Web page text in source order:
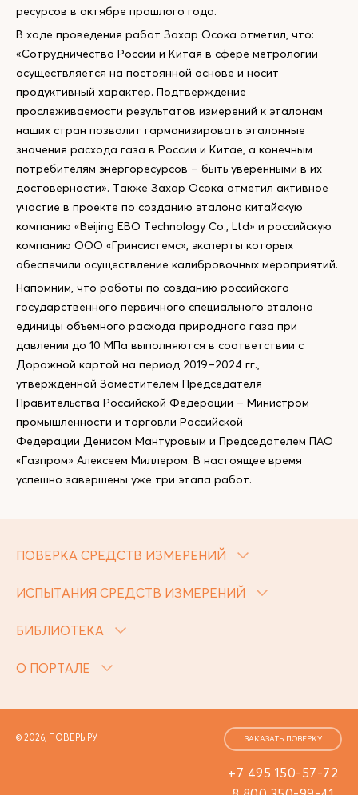
ресурсов в октябре прошлого года.
В ходе проведения работ Захар Осока отметил, что:
«Сотрудничество России и Китая в сфере метрологии
осуществляется на постоянной основе и носит
продуктивный характер. Подтверждение
прослеживаемости результатов измерений к эталонам
наших стран позволит гармонизировать эталонные
значения расхода газа в России и Китае, а конечным
потребителям энергоресурсов – быть уверенными в их
достоверности». Также Захар Осока отметил активное
участие в проекте по созданию эталона китайскую
компанию «Beijing EBO Technology Co., Ltd» и российскую
компанию ООО «Гринсистемс», эксперты которых
обеспечили осуществление калибровочных мероприятий.
Напомним, что работы по созданию российского
государственного первичного специального эталона
единицы объемного расхода природного газа при
давлении до 10 МПа выполняются в соответствии с
Дорожной картой на период 2019–2024 гг.,
утвержденной Заместителем Председателя
Правительства Российской Федерации – Министром
промышленности и торговли Российской
Федерации Денисом Мантуровым и Председателем ПАО
«Газпром» Алексеем Миллером. В настоящее время
успешно завершены уже три этапа работ.
ПОВЕРКА СРЕДСТВ ИЗМЕРЕНИЙ
ИСПЫТАНИЯ СРЕДСТВ ИЗМЕРЕНИЙ
БИБЛИОТЕКА
О ПОРТАЛЕ
© 2026, ПОВЕРЬ.РУ
+7 495 150-57-72
ЗАКАЗАТЬ ПОВЕРКУ